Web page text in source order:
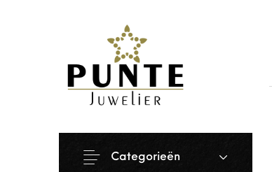
Categorieën